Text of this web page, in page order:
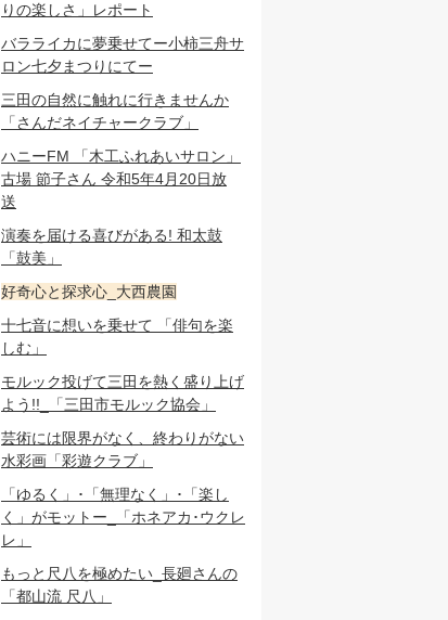
りの楽しさ」レポート
バラライカに夢乗せてー小柿三舟サ
ロン七夕まつりにてー
三田の自然に触れに行きませんか
「さんだネイチャークラブ」
ハニーFM 「木工ふれあいサロン」
古場 節子さん 令和5年4月20日放
送
演奏を届ける喜びがある! 和太鼓
「鼓美」
好奇心と探求心_大西農園
十七音に想いを乗せて 「俳句を楽
しむ」
モルック投げて三田を熱く盛り上げ
よう!!_「三田市モルック協会」
芸術には限界がなく、終わりがない
水彩画「彩遊クラブ」
「ゆるく」･「無理なく」･「楽し
く」がモットー_「ホネアカ･ウクレ
レ」
もっと尺八を極めたい_長廻さんの
「都山流 尺八」